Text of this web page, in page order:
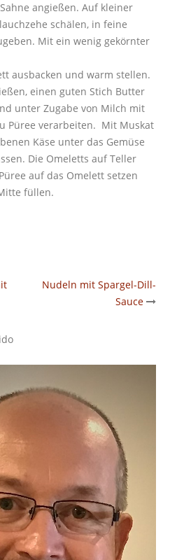
angießen. Auf kleiner
schälen, in feine
Mit ein wenig gekörnter
ausbacken und warm stellen.
einen guten Stich Butter
unter Zugabe von Milch mit
Püree verarbeiten. Mit Muskat
Käse unter das Gemüse
Die Omeletts auf Teller
auf das Omelett setzen
füllen.
Nudeln mit Spargel-Dill-
Sauce